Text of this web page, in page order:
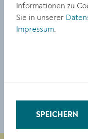
Die
Ferdinand-Dinstl-
(Bahnhofplatz 16).
Anmeldung (bis 11.
TEILEN
Informationen zu
Sie in unserer
Impressum.
SPEICHERN